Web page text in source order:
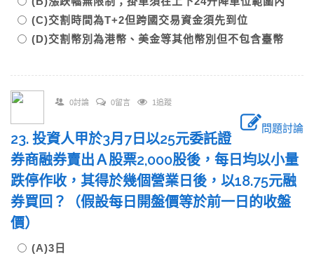
(C)交割時間為T+2但跨國交易資金須先到位
(D)交割幣別為港幣、美金等其他幣別但不包含臺幣
0討論 0留言 1追蹤
問題討論
23. 投資人甲於3月7日以25元委託證
券商融券賣出Ａ股票2,000股後，每日均以小量
跌停作收，其得於幾個營業日後，以18.75元融
券買回？（假設每日開盤價等於前一日的收盤
價）
(A)3日